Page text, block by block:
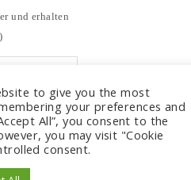
und erhalten
to give you the most
your preferences and
All”, you consent to the
you may visit "Cookie
consent.